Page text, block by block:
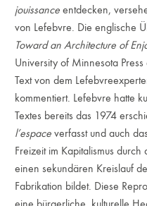
jouissance entdecken,
von Lefebvre. Die englische
Toward an Architecture of
University of Minnesota
Text von dem
kommentiert. Lefebvre hatte
Textes bereits das 1974
l’espace verfasst und auch
Freizeit im Kapitalismus
einen sekundären Kreislauf
Fabrikation bildet. Diese